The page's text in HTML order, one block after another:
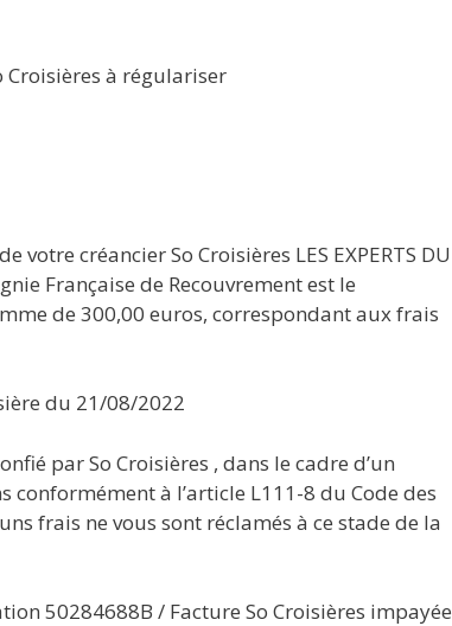
Croisières à régulariser
votre créancier So Croisières LES EXPERTS DU
Française de Recouvrement est le
de 300,00 euros, correspondant aux frais
du 21/08/2022
par So Croisières , dans le cadre d’un
à l’article L111-8 du Code des
frais ne vous sont réclamés à ce stade de la
50284688B / Facture So Croisières impayée